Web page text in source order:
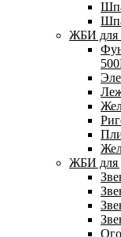
ЖБИ для
ЖБИ для